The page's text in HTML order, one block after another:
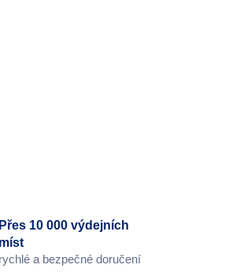
Přes 10 000 výdejních
míst
rychlé a bezpečné doručení